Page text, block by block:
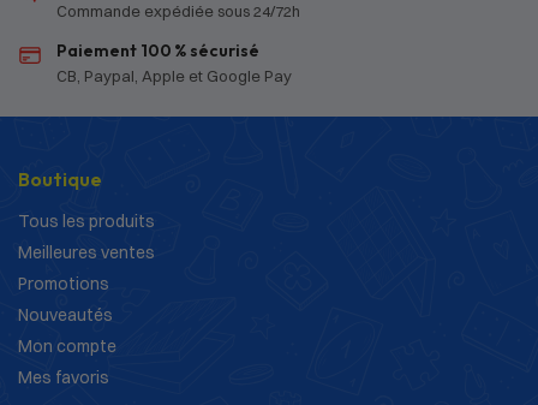
Commande expédiée sous 24/72h
Paiement 100 % sécurisé
CB, Paypal, Apple et Google Pay
Boutique
Tous les produits
Meilleures ventes
Promotions
Nouveautés
Mon compte
Mes favoris